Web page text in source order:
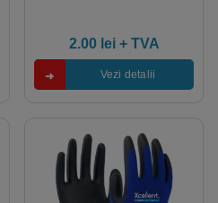
2.00 lei+ TVA
Vezi detalii